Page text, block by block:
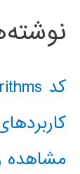
کد classical AI search algorithms
مشاهده